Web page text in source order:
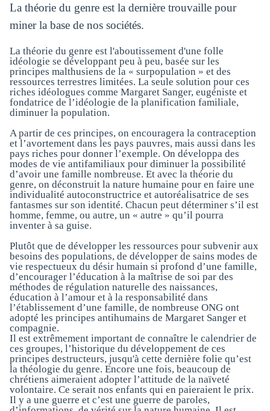
La théorie du genre est la dernière trouvaille pour
miner la base de nos sociétés.
La théorie du genre est l'aboutissement d'une folle
idéologie se développant peu à peu, basée sur les
principes malthusiens de la « surpopulation » et des
ressources terrestres limitées. La seule solution pour ces
riches idéologues comme Margaret Sanger, eugéniste et
fondatrice de l’idéologie de la planification familiale,
diminuer la population.
A partir de ces principes, on encouragera la contraception
et l’avortement dans les pays pauvres, mais aussi dans les
pays riches pour donner l’exemple. On développa des
modes de vie antifamiliaux pour diminuer la possibilité
d’avoir une famille nombreuse. Et avec la théorie du
genre, on déconstruit la nature humaine pour en faire une
individualité autoconstructrice et autoréalisatrice de ses
fantasmes sur son identité. Chacun peut déterminer s’il est
homme, femme, ou autre, un « autre » qu’il pourra
inventer à sa guise.
Plutôt que de développer les ressources pour subvenir aux
besoins des populations, de développer de sains modes de
vie respectueux du désir humain si profond d’une famille,
d’encourager l’éducation à la maîtrise de soi par des
méthodes de régulation naturelle des naissances,
éducation à l’amour et à la responsabilité dans
l’établissement d’une famille, de nombreuse ONG ont
adopté les principes antihumains de Margaret Sanger et
compagnie.
Il est extrêmement important de connaître le calendrier de
ces groupes, l’historique du développement de ces
principes destructeurs, jusqu'à cette dernière folie qu’est
la théologie du genre. Encore une fois, beaucoup de
chrétiens aimeraient adopter l’attitude de la naïveté
volontaire. Ce serait nos enfants qui en paieraient le prix.
Il y a une guerre et c’est une guerre de paroles,